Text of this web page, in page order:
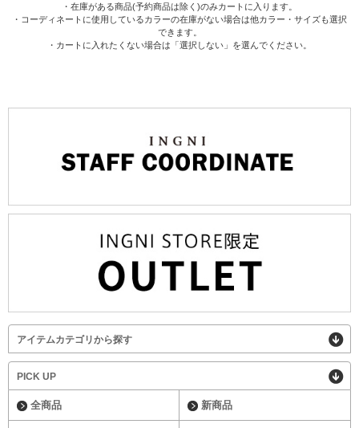
・在庫がある商品(予約商品は除く)のみカートに入ります。
・コーディネートに使用しているカラーの在庫がない場合は他カラー・サイズも選択
できます。
・カートに入れたくない場合は「選択しない」を選んでください。
アイテムカテゴリから探す
PICK UP
全商品 新商品